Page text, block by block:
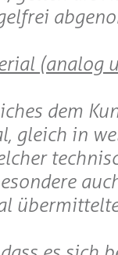
(analog
dem
gleich in